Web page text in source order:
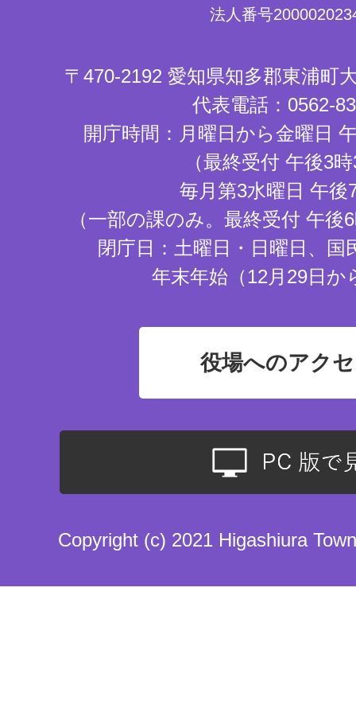
法人番号
〒470-2192 愛知県知多郡東浦町
代表電話：0562-
開庁時間：月曜日から金曜日
（最終受付 午後3
毎月第3水曜日 午後
（一部の課のみ。最終受付 午
閉庁日：土曜日・日曜日、国
年末年始（12月29日か
役場へのアク
Copyright (c) 2021 Higashiura